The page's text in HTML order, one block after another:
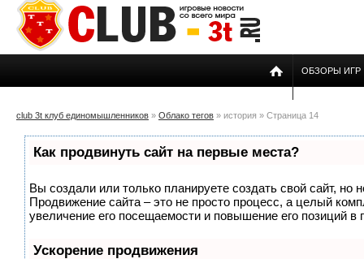
ОБЗОРЫ ИГР
club 3t клуб единомышленников » Облако тегов » история » Страница 14
Как продвинуть сайт на первые места?
Вы создали или только планируете создать свой сайт, но
Продвижение сайта – это не просто процесс, а целый
увеличение его посещаемости и повышение его позиций в
Ускорение продвижения